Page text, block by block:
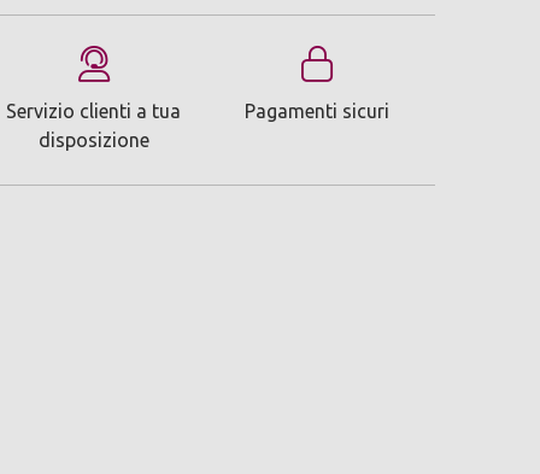
Servizio clienti a tua
disposizione
Pagamenti sicuri